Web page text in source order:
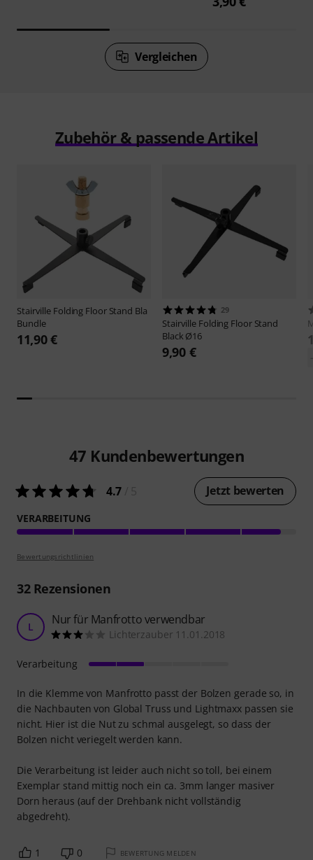
Vergleichen
Zubehör & passende Artikel
Stairville Folding Floor Stand Bla
Bundle
11,90 €
29
Stairville Folding Floor Stand
Black Ø16
9,90 €
47 Kundenbewertungen
4.7 Jetzt bewerten
VERARBEITUNG
Bewertungsrichtlinien
32Rezensionen
L Nur für Manfrotto verwendbar
Lichterzauber 11.01.2018
In die Klemme von Manfrotto passt der Bolzen gerade so, in
die Nachbauten von Global Truss und Lightmaxx passen sie
nicht. Hier ist die Nut zu schmal ausgelegt, so dass der
Bolzen nicht veriegelt werden kann.
Die Verarbeitung ist leider auch nicht so toll, bei einem
Exemplar stand mittig noch ein ca. 3mm langer masiver
Dorn heraus (auf der Drehbank nicht vollständig
abgedreht).
Verarbeitung
1 0 BEWERTUNG MELDEN